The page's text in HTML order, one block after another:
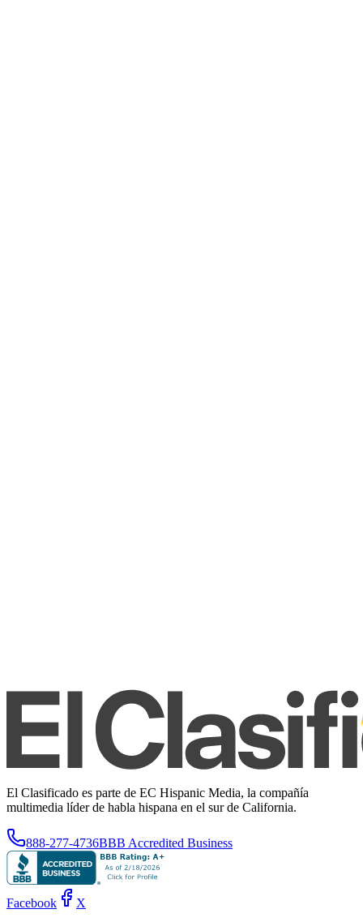
El Clasificado es parte de EC Hispanic Media, la compañía
multimedia líder de habla hispana en el sur de California.
888-277-4736BBB Accredited Business
Facebook X